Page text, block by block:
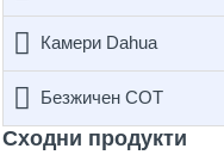
Камери Dahua
Безжичен СОТ
Сходни продукти